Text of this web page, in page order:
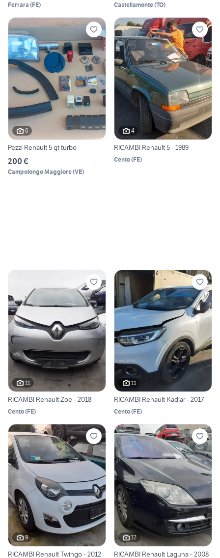
Ferrara (FE) Castellamonte(TO)
6
Pezzi Renault 5 gt turbo
200 €
Campolongo Maggiore(VE)
4
RICAMBI Renault 5 - 1989
Cento(FE)
11
RICAMBI Renault Zoe - 2018
Cento(FE)
11
RICAMBI Renault Kadjar - 2017
Cento(FE)
9
RICAMBI Renault Twingo - 2012
12
RICAMBI Renault Laguna - 2008